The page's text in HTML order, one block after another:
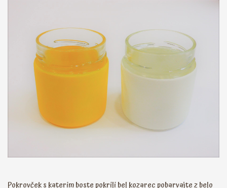
Pokrovček s katerim boste pokrili bel kozarec pobarvajte z belo